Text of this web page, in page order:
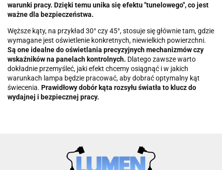
warunki pracy. Dzięki temu unika się efektu "tunelowego", co jest
ważne dla bezpieczeństwa.
Węższe kąty, na przykład 30° czy 45°, stosuje się głównie tam, gdzie
wymagane jest oświetlenie konkretnych, niewielkich powierzchni.
Są one idealne do oświetlania precyzyjnych mechanizmów czy
wskaźników na panelach kontrolnych. Dlatego zawsze warto
dokładnie przemyśleć, jaki efekt chcemy osiągnąć i w jakich
warunkach lampa będzie pracować, aby dobrać optymalny kąt
świecenia. Prawidłowy dobór kąta rozsyłu światła to klucz do
wydajnej i bezpiecznej pracy.